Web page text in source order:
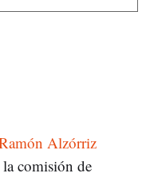
Alzórriz
la comisión de